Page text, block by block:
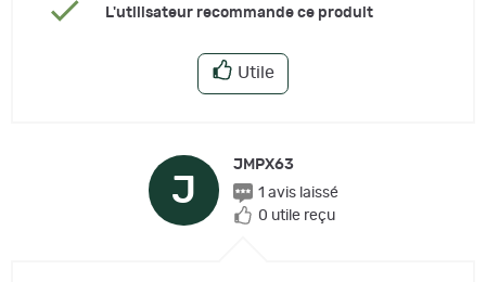
L'utilisateur recommande ce produit
Utile
J
JMPX63
1 avis laissé
0 utile reçu